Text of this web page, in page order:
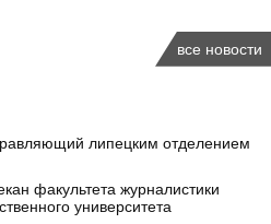
все новости
липецким отделением
факультета журналистики
университета